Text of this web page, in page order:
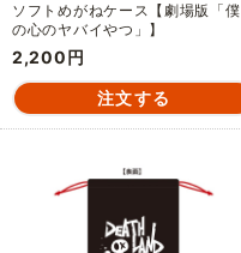
ソフトめがねケース【劇場版「僕
の心のヤバイやつ」】
2,200円